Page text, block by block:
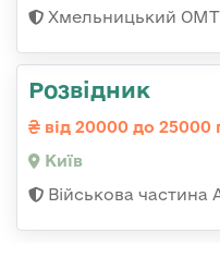
Хмельницький
Розвідник
від 20000 до 25000
Київ
Військова частина